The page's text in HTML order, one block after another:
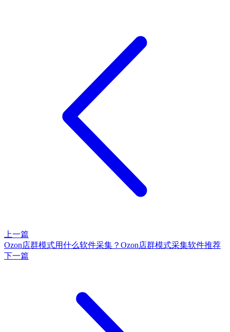
上一篇
Ozon店群模式用什么软件采集？Ozon店群模式采集软件推荐
下一篇